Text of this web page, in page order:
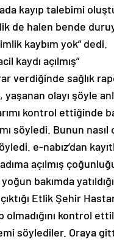
kayıp talebimi
de halen bende
kaybım yok” dedi.
kaydı açılmış”
verdiğinde sağlık
olayı şöyle
kontrol
söyledi. Bunun
e-nabız’dan
açılmış
bakımda
Etlik Şehir
kontrol
söylediler. Oraya